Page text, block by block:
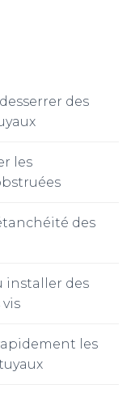
des
les
des
installer des
les